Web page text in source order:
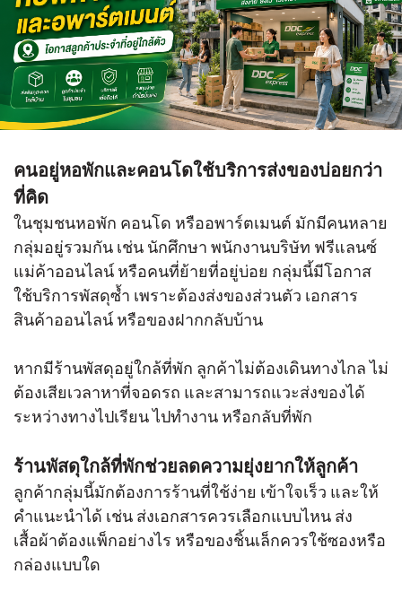
คนอยู่หอพักและคอนโดใช้บริการส่งของบ่อยกว่า
ที่คิด
ในชุมชนหอพัก คอนโด หรืออพาร์ตเมนต์ มักมีคนหลาย
กลุ่มอยู่รวมกัน เช่น นักศึกษา พนักงานบริษัท ฟรีแลนซ์
แม่ค้าออนไลน์ หรือคนที่ย้ายที่อยู่บ่อย กลุ่มนี้มีโอกาส
ใช้บริการพัสดุซ้ำ เพราะต้องส่งของส่วนตัว เอกสาร
สินค้าออนไลน์ หรือของฝากกลับบ้าน
หากมีร้านพัสดุอยู่ใกล้ที่พัก ลูกค้าไม่ต้องเดินทางไกล ไม่
ต้องเสียเวลาหาที่จอดรถ และสามารถแวะส่งของได้
ระหว่างทางไปเรียน ไปทำงาน หรือกลับที่พัก
ร้านพัสดุใกล้ที่พักช่วยลดความยุ่งยากให้ลูกค้า
ลูกค้ากลุ่มนี้มักต้องการร้านที่ใช้ง่าย เข้าใจเร็ว และให้
คำแนะนำได้ เช่น ส่งเอกสารควรเลือกแบบไหน ส่ง
เสื้อผ้าต้องแพ็กอย่างไร หรือของชิ้นเล็กควรใช้ซองหรือ
กล่องแบบใด